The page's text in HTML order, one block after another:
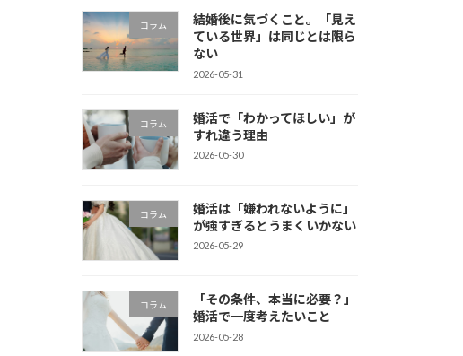
コラム
結婚後に気づくこと。「見え
ている世界」は同じとは限ら
ない
2026-05-31
コラム
婚活で「わかってほしい」が
すれ違う理由
2026-05-30
コラム
婚活は「嫌われないように」
が強すぎるとうまくいかない
2026-05-29
コラム
「その条件、本当に必要？」
婚活で一度考えたいこと
2026-05-28